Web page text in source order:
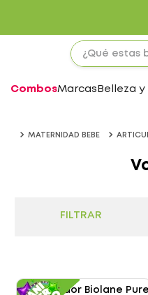
CombosMarcas Belleza
MATERNIDAD BEBE
FILTRAR